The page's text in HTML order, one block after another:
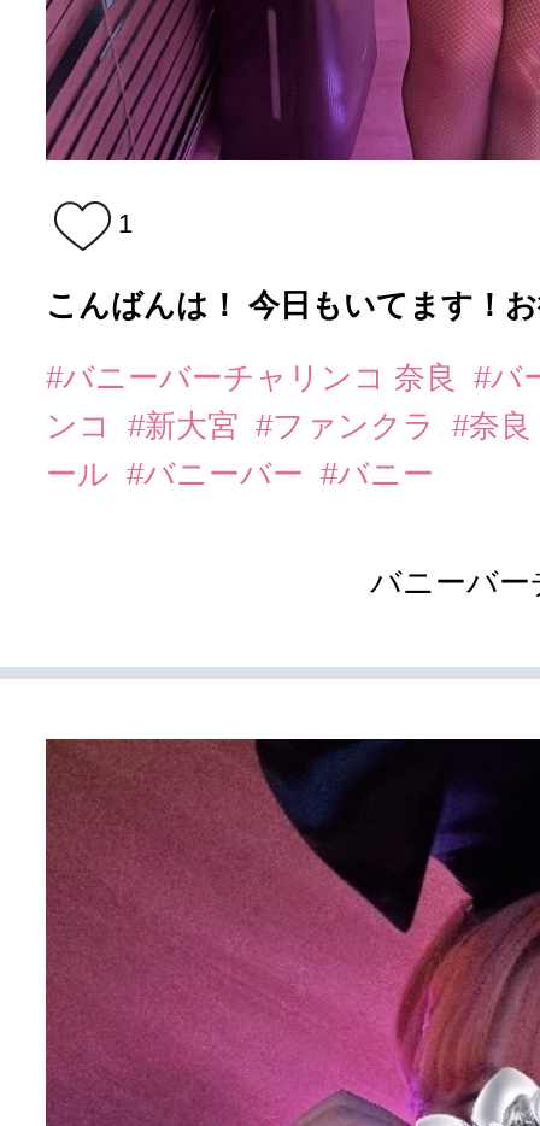
1
こんばんは！ 今日もいてます！
#バニーバーチャリンコ 奈良
#バ
ンコ
#新大宮 #ファンクラ
#奈良
ール #バニーバー #バニー
バニーバ